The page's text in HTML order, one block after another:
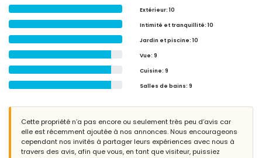
Extérieur: 10
Intimité et tranquillité: 10
Jardin et piscine: 10
Vue: 9
Cuisine: 9
Salles de bains: 9
Cette propriété n’a pas encore ou seulement très peu d’avis car
elle est récemment ajoutée à nos annonces. Nous encourageons
cependant nos invités à partager leurs expériences avec nous à
travers des avis, afin que vous, en tant que visiteur, puissiez